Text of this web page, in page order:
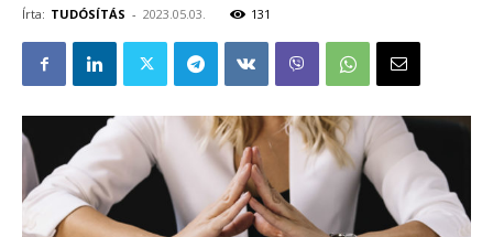
Írta: TUDÓSÍTÁS - 2023.05.03. 131